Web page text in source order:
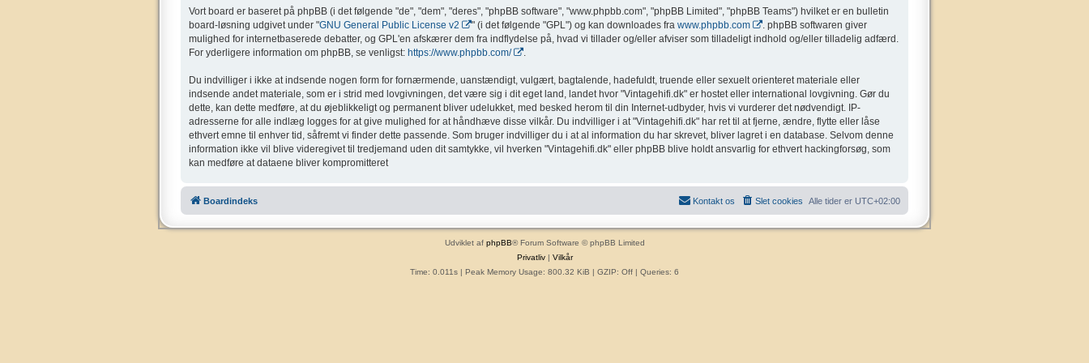
Vort board er baseret på phpBB (i det følgende "de", "dem", "deres", "phpBB software", "www.phpbb.com", "phpBB Limited", "phpBB Teams") hvilket er en bulletin
board-løsning udgivet under "GNU General Public License v2 " (i det følgende "GPL") og kan downloades fra www.phpbb.com
. phpBB softwaren giver
mulighed for internetbaserede debatter, og GPL'en afskærer dem fra indflydelse på, hvad vi tillader og/eller afviser som tilladeligt indhold og/eller tilladelig adfærd.
For yderligere information om phpBB, se venligst: https://www.phpbb.com/ .
Du indvilliger i ikke at indsende nogen form for fornærmende, uanstændigt, vulgært, bagtalende, hadefuldt, truende eller sexuelt orienteret materiale eller
indsende andet materiale, som er i strid med lovgivningen, det være sig i dit eget land, landet hvor "Vintagehifi.dk" er hostet eller international lovgivning. Gør du
dette, kan dette medføre, at du øjeblikkeligt og permanent bliver udelukket, med besked herom til din Internet-udbyder, hvis vi vurderer det nødvendigt. IP-
adresserne for alle indlæg logges for at give mulighed for at håndhæve disse vilkår. Du indvilliger i at "Vintagehifi.dk" har ret til at fjerne, ændre, flytte eller låse
ethvert emne til enhver tid, såfremt vi finder dette passende. Som bruger indvilliger du i at al information du har skrevet, bliver lagret i en database. Selvom denne
information ikke vil blive videregivet til tredjemand uden dit samtykke, vil hverken "Vintagehifi.dk" eller phpBB blive holdt ansvarlig for ethvert hackingforsøg, som
kan medføre at dataene bliver kompromitteret
Boardindeks Alle tider er UTC+02:00
Slet cookies
Kontakt os
Udviklet af phpBB® Forum Software © phpBB Limited
Privatliv| Vilkår
Time: 0.011s | Peak Memory Usage: 800.32 KiB | GZIP: Off | Queries: 6